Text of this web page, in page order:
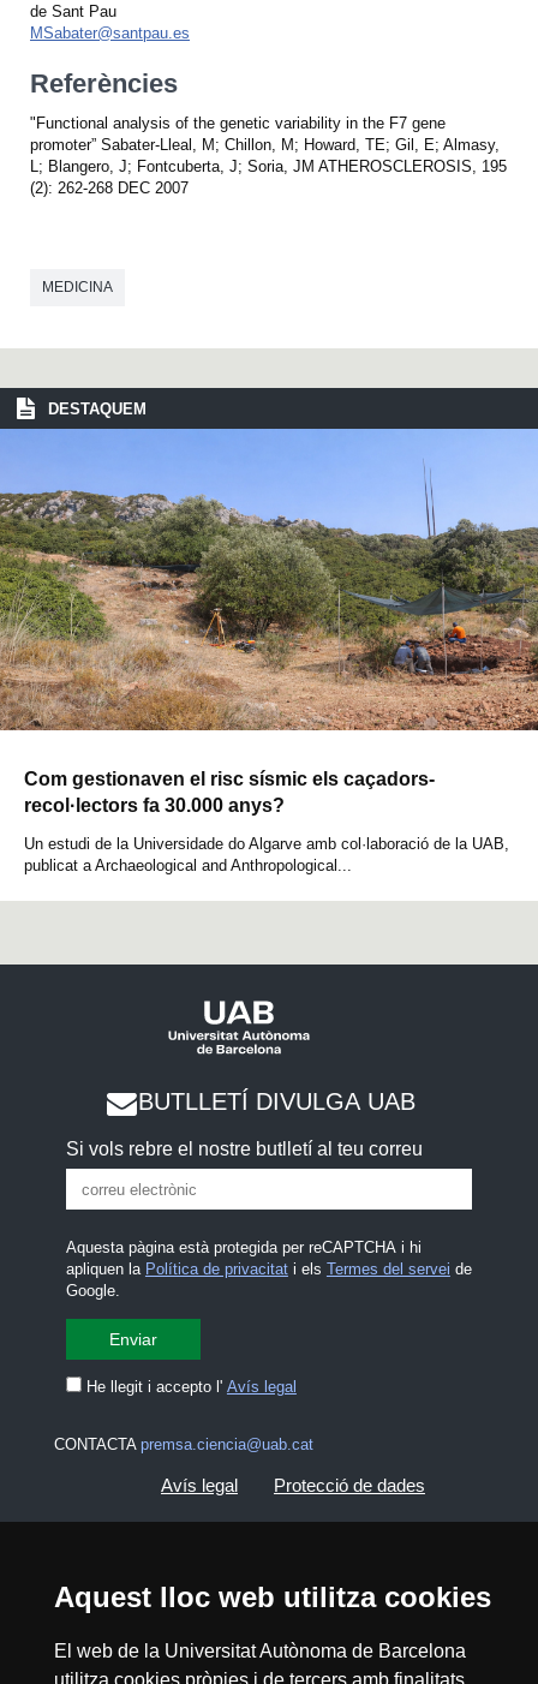
Aquest lloc web utilitza cookies
El web de la Universitat Autònoma de Barcelona
utilitza cookies pròpies i de tercers amb finalitats
de Sant Pau
MSabater@santpau.es
Referències
"Functional analysis of the genetic variability in the F7 gene
promoter” Sabater-Lleal, M; Chillon, M; Howard, TE; Gil, E; Almasy,
L; Blangero, J; Fontcuberta, J; Soria, JM ATHEROSCLEROSIS, 195
(2): 262-268 DEC 2007
MEDICINA
DESTAQUEM
Com gestionaven el risc sísmic els caçadors-
recol·lectors fa 30.000 anys?
Un estudi de la Universidade do Algarve amb col·laboració de la UAB,
publicat a Archaeological and Anthropological...
BUTLLETÍ DIVULGA UAB
Si vols rebre el nostre butlletí al teu correu
Aquesta pàgina està protegida per reCAPTCHA i hi
apliquen la Política de privacitati els Termes del servei de
Google.
He llegit i accepto l' Avís legal
CONTACTA premsa.ciencia@uab.cat
Avís legal Protecció de dades
Mapa del web UAB